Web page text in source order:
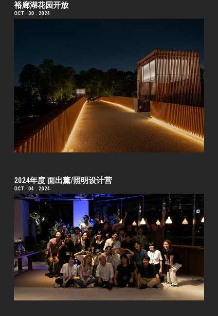
裕廊湖花园开放
OCT . 30 . 2024
2024年度 面出薰/照明设计营
OCT . 04 . 2024